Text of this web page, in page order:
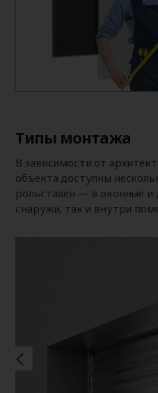
Типы монтажа
В зависимости от
объекта доступны
рольставен — в оконные
снаружи, так и внутри